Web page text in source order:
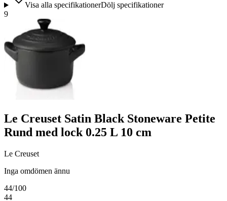
Visa alla specifikationerDölj specifikationer
9
Le Creuset Satin Black Stoneware Petite
Rund med lock 0.25 L 10 cm
Le Creuset
Inga omdömen ännu
44/100
44